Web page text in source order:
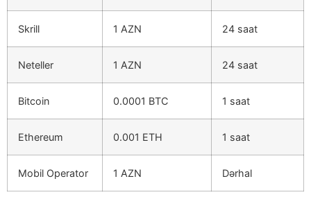
Skrill 1 AZN 24 saat
Neteller 1 AZN 24 saat
Bitcoin 0.0001 BTC 1 saat
Ethereum 0.001 ETH 1 saat
Mobil Operator 1 AZN Dərhal